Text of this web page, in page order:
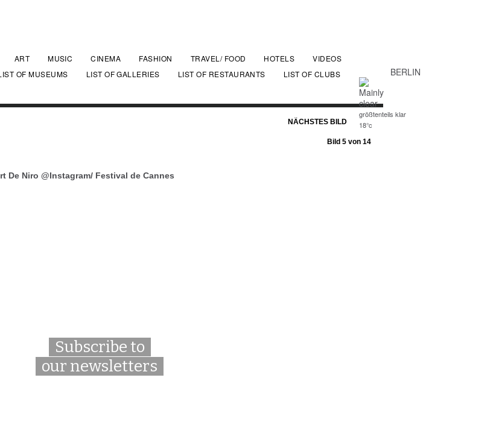
BERLIN
größtenteils klar
18°c
ART MUSIC CINEMA FASHION TRAVEL/ FOOD HOTELS
VIDEOS
OF MUSEUMS LIST OF GALLERIES LIST OF RESTAURANTS LIST OF CLUBS
NÄCHSTES BILD
Bild 5 von 14
De Niro @Instagram/ Festival de Cannes
Subscribe to
our newsletters